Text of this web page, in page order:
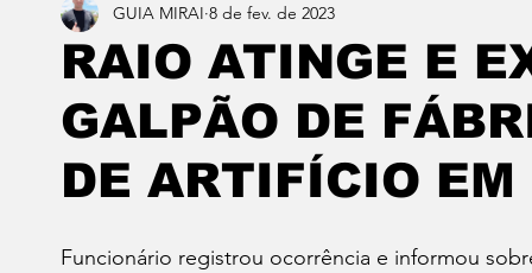
do mundo COPA DO MUNDO 2026
Miraí Muriaé Região
RAIO ATINGE E
GALPÃO DE
DE ARTIFÍCIO EM
GUIA MIRAI 8 de fev. de 2023
Funcionário registrou ocorrência e informou